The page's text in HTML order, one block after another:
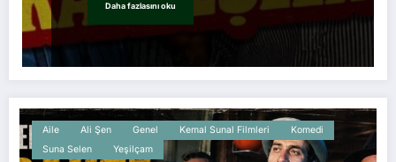
Daha fazlasını oku
Aile Ali Şen Genel Kemal Sunal Filmleri
Komedi
Suna Selen
Yeşilçam